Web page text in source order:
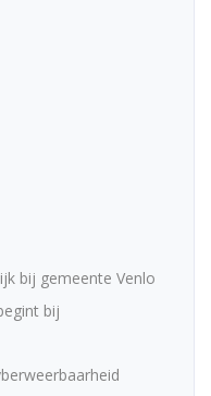
bij gemeente Venlo
bij